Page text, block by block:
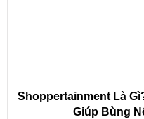
Shoppertainment Là
Giúp Bùng